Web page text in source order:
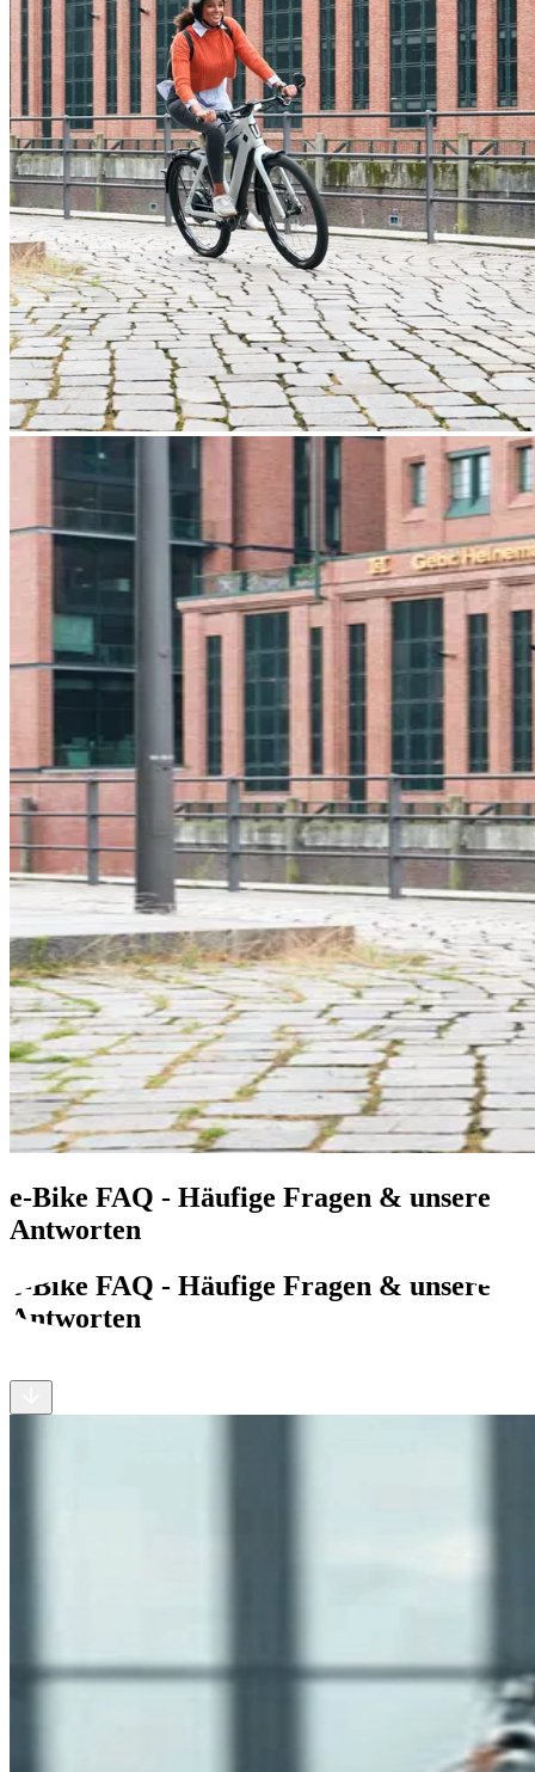
e-Bike FAQ - Häufige Fragen & unsere
Antworten
e-Bike FAQ - Häufige Fragen & unsere
Antworten